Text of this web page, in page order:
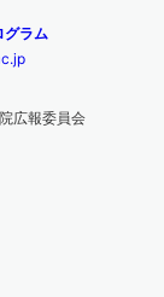
ラム
広報委員会